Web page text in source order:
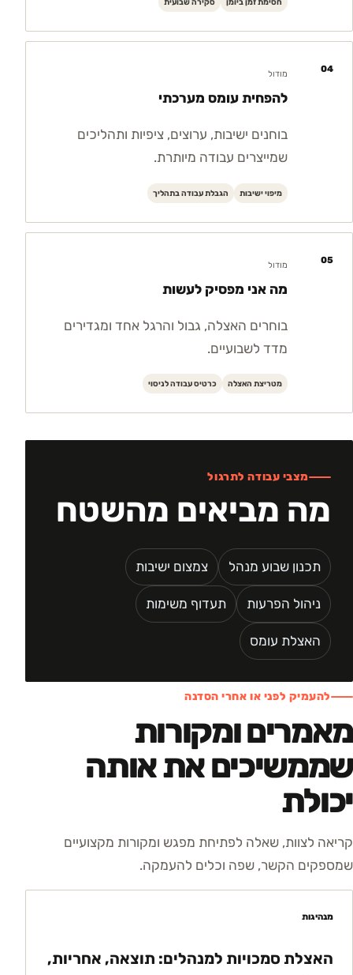
חסימת זמן ביומן סקירה שבועית
04 מודול
להפחית עומס מערכתי
בוחנים ישיבות, ערוצים, ציפיות ותהליכים
שמייצרים עבודה מיותרת.
מיפוי ישיבות הגבלת עבודה בתהליך
05 מודול
מה אני מפסיק לעשות
בוחרים האצלה, גבול והרגל אחד ומגדירים
מדד לשבועיים.
מטריצת האצלה כרטיס עבודה לניסוי
מצבי עבודה לתרגול
מה מביאים מהשטח
תכנון שבוע מנהל צמצום ישיבות
ניהול הפרעות תעדוף משימות
האצלת עומס
להעמיק לפני או אחרי הסדנה
מאמרים ומקורות
שממשיכים את אותה
יכולת
קריאה לצוות, שאלה לפתיחת מפגש ומקורות מקצועיים
שמספקים הקשר, שפה וכלים להעמקה.
מנהיגות
האצלת סמכויות למנהלים: תוצאה, אחריות,